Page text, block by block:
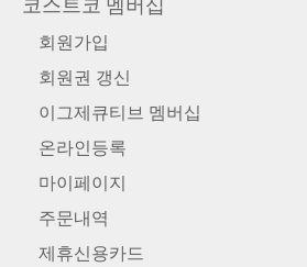
회원가입
회원권 갱신
이그제큐티브 멤버십
온라인등록
마이페이지
주문내역
제휴신용카드